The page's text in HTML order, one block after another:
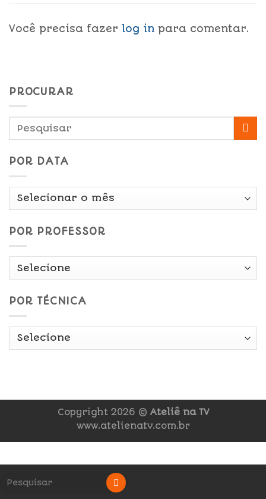
Você precisa fazer log in para comentar.
PROCURAR
POR DATA
Por
POR PROFESSOR
POR TÉCNICA
Copyright 2026 © Ateliê na TV
www.atelienatv.com.br